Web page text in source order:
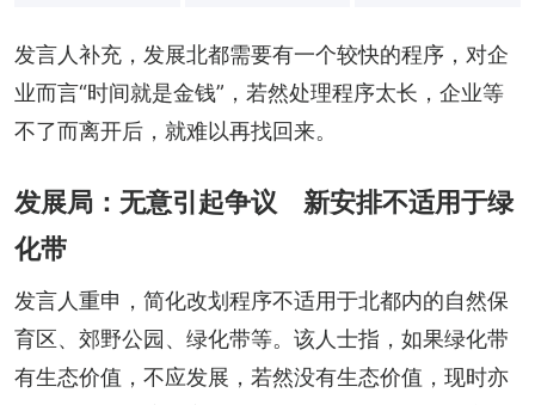
+ 1
发言人补充，发展北都需要有一个较快的程序，对企
业而言“时间就是金钱”，若然处理程序太长，企业等
不了而离开后，就难以再找回来。
发展局：无意引起争议 新安排不适用于绿
化带
发言人重申，简化改划程序不适用于北都内的自然保
育区、郊野公园、绿化带等。该人士指，如果绿化带
有生态价值，不应发展，若然没有生态价值，现时亦